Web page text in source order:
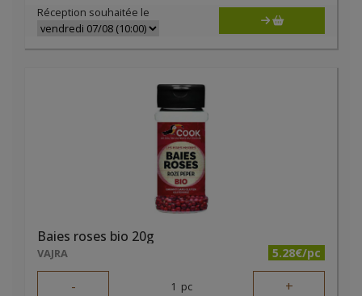
Réception souhaitée le
Baies roses bio 20g
VAJRA 5.28€/pc
- 1 pc +